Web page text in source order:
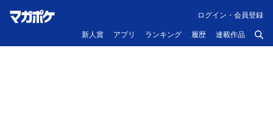
新人賞 アプリ ランキング 履歴 連載作品
ログイン・会員登録